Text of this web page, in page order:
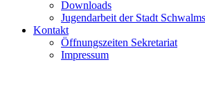
Downloads
Jugendarbeit der Stadt
Kontakt
Öffnungszeiten Sekretariat
Impressum